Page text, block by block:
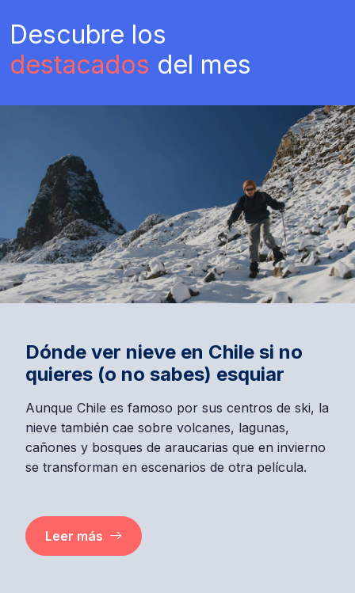
Descubre los
destacados del mes
Dónde ver nieve en Chile si no
quieres (o no sabes) esquiar
Aunque Chile es famoso por sus centros de ski, la
nieve también cae sobre volcanes, lagunas,
cañones y bosques de araucarias que en invierno
se transforman en escenarios de otra película.
Leer más